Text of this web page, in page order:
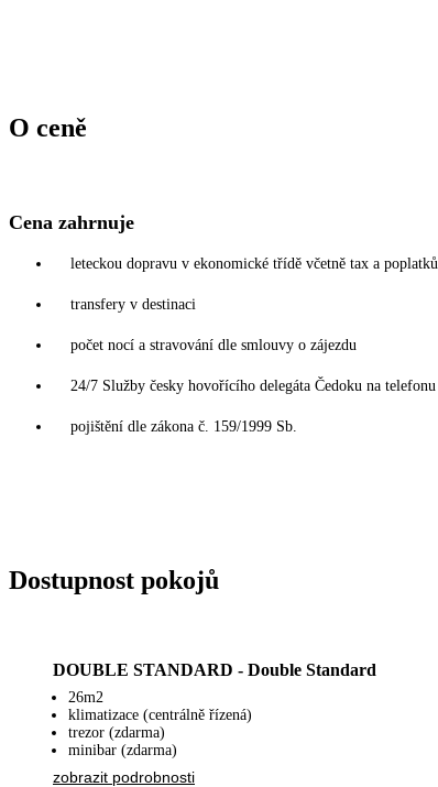
O ceně
Cena zahrnuje
leteckou dopravu v ekonomické třídě včetně tax a poplatků
transfery v destinaci
počet nocí a stravování dle smlouvy o zájezdu
24/7 Služby česky hovořícího delegáta Čedoku na telefonu
pojištění dle zákona č. 159/1999 Sb.
Dostupnost pokojů
DOUBLE STANDARD - Double Standard
26m2
klimatizace (centrálně řízená)
trezor (zdarma)
minibar (zdarma)
zobrazit podrobnosti